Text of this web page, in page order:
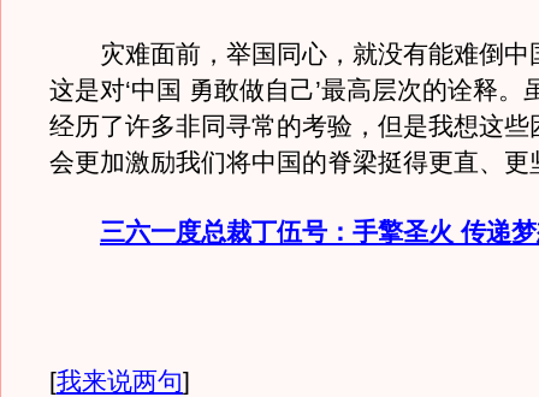
灾难面前，举国同心，就没有能难倒中
这是对‘中国 勇敢做自己’最高层次的诠释。
经历了许多非同寻常的考验，但是我想这些
会更加激励我们将中国的脊梁挺得更直、更
三六一度总裁丁伍号：手擎圣火 传递
[我来说两句]